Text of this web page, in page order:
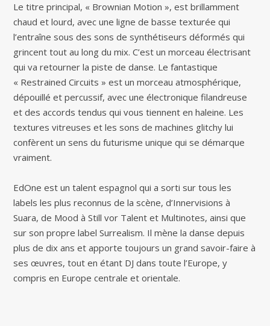
Le titre principal, « Brownian Motion », est brillamment
chaud et lourd, avec une ligne de basse texturée qui
l’entraîne sous des sons de synthétiseurs déformés qui
grincent tout au long du mix. C’est un morceau électrisant
qui va retourner la piste de danse. Le fantastique
« Restrained Circuits » est un morceau atmosphérique,
dépouillé et percussif, avec une électronique filandreuse
et des accords tendus qui vous tiennent en haleine. Les
textures vitreuses et les sons de machines glitchy lui
confèrent un sens du futurisme unique qui se démarque
vraiment.
EdOne est un talent espagnol qui a sorti sur tous les
labels les plus reconnus de la scène, d’Innervisions à
Suara, de Mood à Still vor Talent et Multinotes, ainsi que
sur son propre label Surrealism. Il mène la danse depuis
plus de dix ans et apporte toujours un grand savoir-faire à
ses œuvres, tout en étant DJ dans toute l’Europe, y
compris en Europe centrale et orientale.